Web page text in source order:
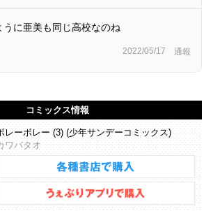
うに亜美も同じ高校なのね
2022/05/17 通報
コミックス情報
レーボレー (3) (少年サンデーコミックス)
ワバタオ